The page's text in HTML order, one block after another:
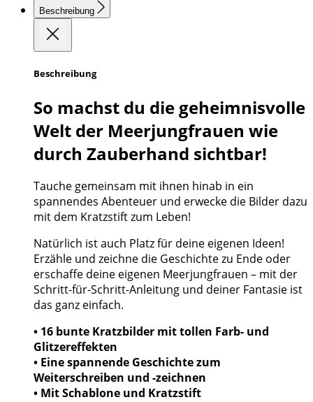
Beschreibung
Beschreibung
So machst du die geheimnisvolle
Welt der Meerjungfrauen wie
durch Zauberhand sichtbar!
Tauche gemeinsam mit ihnen hinab in ein
spannendes Abenteuer und erwecke die Bilder dazu
mit dem Kratzstift zum Leben!
Natürlich ist auch Platz für deine eigenen Ideen!
Erzähle und zeichne die Geschichte zu Ende oder
erschaffe deine eigenen Meerjungfrauen – mit der
Schritt-für-Schritt-Anleitung und deiner Fantasie ist
das ganz einfach.
• 16 bunte Kratzbilder mit tollen Farb- und
Glitzereffekten
• Eine spannende Geschichte zum
Weiterschreiben und -zeichnen
• Mit Schablone und Kratzstift